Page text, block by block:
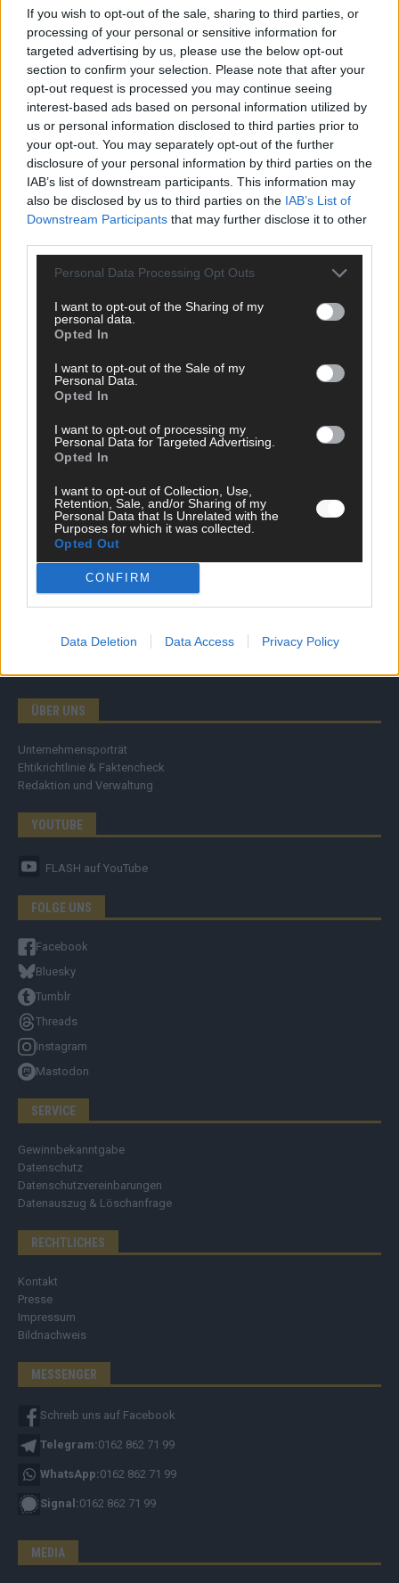
If you wish to opt-out of the sale, sharing to third parties, or
processing of your personal or sensitive information for
targeted advertising by us, please use the below opt-out
section to confirm your selection. Please note that after your
opt-out request is processed you may continue seeing
interest-based ads based on personal information utilized by
us or personal information disclosed to third parties prior to
your opt-out. You may separately opt-out of the further
disclosure of your personal information by third parties on the
IAB’s list of downstream participants. This information may
also be disclosed by us to third parties on the IAB’s List of
Downstream Participants that may further disclose it to other
Personal Data Processing Opt Outs
I want to opt-out of the Sharing of my
personal data.
Opted In
I want to opt-out of the Sale of my
Personal Data.
Opted In
I want to opt-out of processing my
Personal Data for Targeted Advertising.
Opted In
I want to opt-out of Collection, Use,
Retention, Sale, and/or Sharing of my
Personal Data that Is Unrelated with the
Purposes for which it was collected.
Opted Out
CONFIRM
Data Deletion Data Access Privacy Policy
ANZEIGE
SCHNELL ZUM RESSORT
Nachrichten
Ratgeber
Wissen
Kommentar
Streams & Storys
Eurovision
FLASH – DAS VIDEOPORTAL
ÜBER UNS
Unternehmensporträt
Ehtikrichtlinie & Faktencheck
Redaktion und Verwaltung
YOUTUBE
FLASH auf YouTube
FOLGE UNS
Facebook
Bluesky
Tumblr
Threads
Instagram
Mastodon
SERVICE
Gewinnbekanntgabe
Datenschutz
Datenschutzvereinbarungen
Datenauszug & Löschanfrage
RECHTLICHES
Kontakt
Presse
Impressum
Bildnachweis
MESSENGER
Schreib uns auf Facebook
Telegram:0162 862 71 99
WhatsApp:0162 862 71 99
Signal:0162 862 71 99
MEDIA